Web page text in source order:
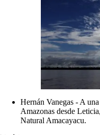
Hernán Vanegas - A
Amazonas desde
Natural Amacayacu.